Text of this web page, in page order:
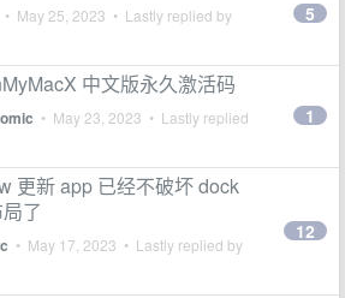
• May 25, 2023 • Lastly replied by 5
中文版永久激活码
• May 23, 2023 • Lastly replied
1
更新 app 已经不破坏 dock
了
• May 17, 2023 • Lastly replied by
12